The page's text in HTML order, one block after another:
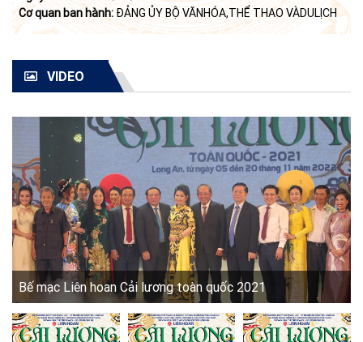
Cơ quan ban hành: ĐẢNG ỦY BỘ VĂNHÓA,THỂ THAO VÀDULỊCH
VIDEO
Bế mạc Liên hoan Cải lương toàn quốc 2021